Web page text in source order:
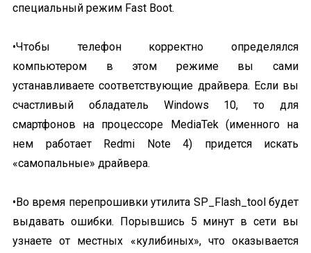
специальный режим Fast Boot.
•Чтобы телефон корректно определялся
компьютером в этом режиме вы сами
устанавливаете соответствующие драйвера. Если вы
счастливый обладатель Windows 10, то для
смартфонов на процессоре MediaTek (именного на
нем работает Redmi Note 4) придется искать
«самопальные» драйвера.
•Во время перепрошивки утилита SP_Flash_tool будет
выдавать ошибки. Порывшись 5 минут в сети вы
узнаете от местных «кулибиных», что оказывается